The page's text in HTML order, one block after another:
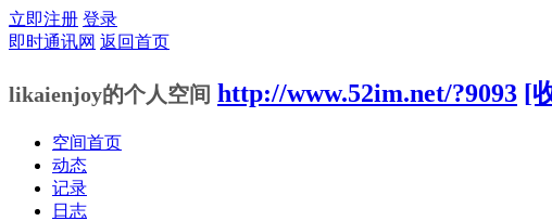
立即注册 登录
即时通讯网 返回首页
likaienjoy的个人空间 http://www.52im.net/?9093 [
空间首页
动态
记录
日志